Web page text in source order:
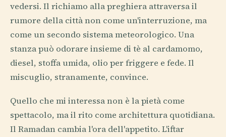
vedersi. Il richiamo alla preghiera attraversa il
rumore della città non come un'interruzione, ma
come un secondo sistema meteorologico. Una
stanza può odorare insieme di tè al cardamomo,
diesel, stoffa umida, olio per friggere e fede. Il
miscuglio, stranamente, convince.
Quello che mi interessa non è la pietà come
spettacolo, ma il rito come architettura quotidiana.
Il Ramadan cambia l'ora dell'appetito. L'iftar